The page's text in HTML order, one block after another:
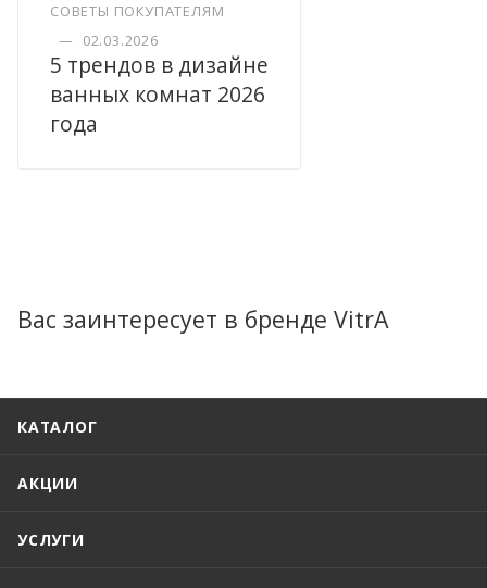
СОВЕТЫ ПОКУПАТЕЛЯМ
— 02.03.2026
5 трендов в дизайне
ванных комнат 2026
года
Вас заинтересует в бренде VitrA
КАТАЛОГ
АКЦИИ
УСЛУГИ